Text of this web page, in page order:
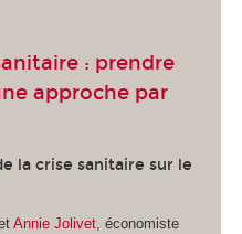
: prendre
approche par
la crise sanitaire sur le
Annie Jolivet, économiste